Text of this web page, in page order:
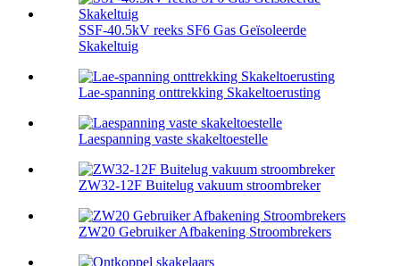
SSF-40.5kV reeks SF6 Gas Geïsoleerde
Skakeltuig
Lae-spanning onttrekking Skakeltoerusting
Laespanning vaste skakeltoestelle
ZW32-12F Buitelug vakuum stroombreker
ZW20 Gebruiker Afbakening Stroombrekers